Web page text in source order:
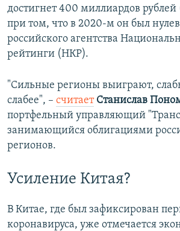
достигнет 400 миллиардов рублей
при том, что в 2020-м он был
российского агентства
рейтинги (НКР).
"Сильные регионы выиграют,
слабее", – считает Станислав
портфельный управляющий
занимающийся облигациями
регионов.
Усиление Китая?
В Китае, где был зафиксирован
коронавируса, уже отмечается